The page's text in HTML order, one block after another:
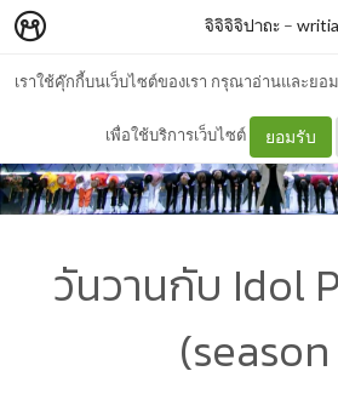
เราใช้คุ๊กกี้บนเว็บไซต์ของเรา กรุณาอ่านและยอ
เพื่อใช้บริการเว็บไซต์ ยอมรับ
จิจิจิจิปาถะ– writia
วันวานกับ Idol
(season